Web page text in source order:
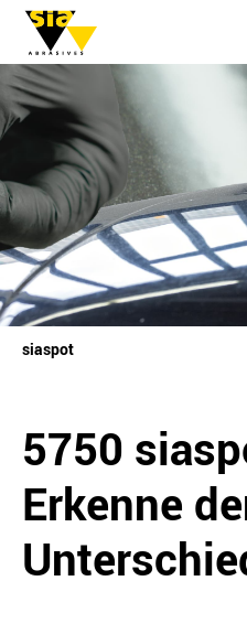
siaspot
5750
Erkenne